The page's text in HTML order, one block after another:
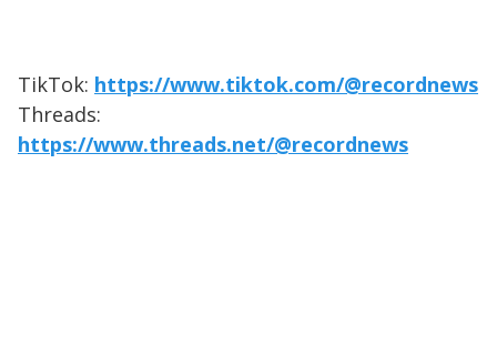
TikTok: https://www.tiktok.com/@recordnews
Threads:
https://www.threads.net/@recordnews